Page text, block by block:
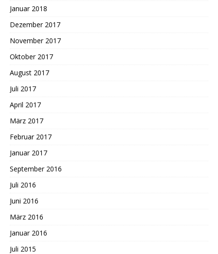
Januar 2018
Dezember 2017
November 2017
Oktober 2017
August 2017
Juli 2017
April 2017
März 2017
Februar 2017
Januar 2017
September 2016
Juli 2016
Juni 2016
März 2016
Januar 2016
Juli 2015